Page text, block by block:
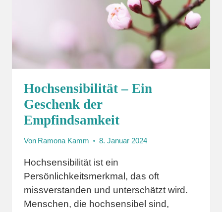
Hochsensibilität – Ein
Geschenk der
Empfindsamkeit
Von Ramona Kamm 8. Januar 2024
Hochsensibilität ist ein
Persönlichkeitsmerkmal, das oft
missverstanden und unterschätzt wird.
Menschen, die hochsensibel sind,